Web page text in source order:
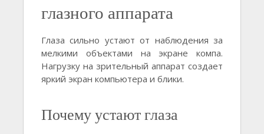
глазного аппарата
Глаза сильно устают от наблюдения за
мелкими объектами на экране компа.
Нагрузку на зрительный аппарат создает
яркий экран компьютера и блики.
Почему устают глаза